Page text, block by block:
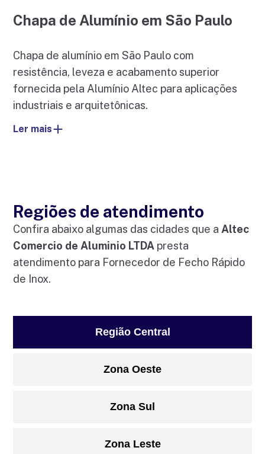
Chapa de Alumínio em São Paulo
Chapa de alumínio em São Paulo com
resistência, leveza e acabamento superior
fornecida pela Alumínio Altec para aplicações
industriais e arquitetônicas.
Ler mais
Regiões de atendimento
Confira abaixo algumas das cidades que a Altec
Comercio de Aluminio LTDA presta
atendimento para Fornecedor de Fecho Rápido
de Inox.
Região Central
Zona Oeste
Zona Sul
Zona Leste